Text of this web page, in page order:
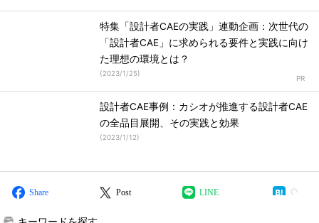
特集「設計者CAEの実践」連動企画：次世代の
「設計者CAE」に求められる要件と実践に向け
た理想の環境とは？
(2023/1/25)
設計者CAE事例：カシオが推進する設計者CAE
の全品目展開、その実践と効果
(2023/1/12)
Share Post LINE